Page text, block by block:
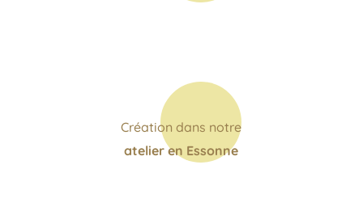
Création dans notre
atelier en Essonne